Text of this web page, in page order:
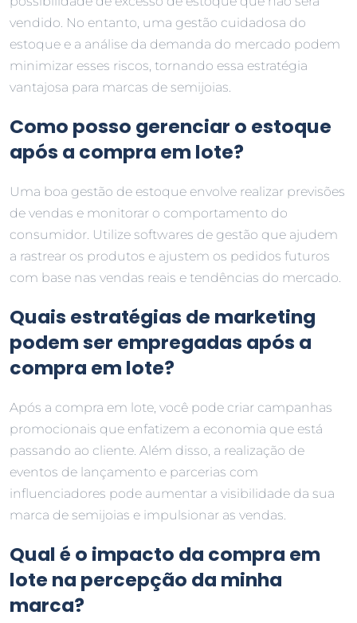
vendido. No entanto, uma gestão cuidadosa do
estoque e a análise da demanda do mercado podem
minimizar esses riscos, tornando essa estratégia
vantajosa para marcas de semijoias.
Como posso gerenciar o estoque
após a compra em lote?
Uma boa gestão de estoque envolve realizar previsões
de vendas e monitorar o comportamento do
consumidor. Utilize softwares de gestão que ajudem
a rastrear os produtos e ajustem os pedidos futuros
com base nas vendas reais e tendências do mercado.
Quais estratégias de marketing
podem ser empregadas após a
compra em lote?
Após a compra em lote, você pode criar campanhas
promocionais que enfatizem a economia que está
passando ao cliente. Além disso, a realização de
eventos de lançamento e parcerias com
influenciadores pode aumentar a visibilidade da sua
marca de semijoias e impulsionar as vendas.
Qual é o impacto da compra em
lote na percepção da minha
marca?